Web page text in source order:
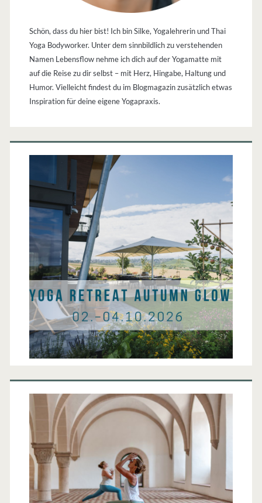
Schön, dass du hier bist! Ich bin Silke, Yogalehrerin und Thai
Yoga Bodyworker. Unter dem sinnbildlich zu verstehenden
Namen Lebensflow nehme ich dich auf der Yogamatte mit
auf die Reise zu dir selbst – mit Herz, Hingabe, Haltung und
Humor. Vielleicht findest du im Blogmagazin zusätzlich etwas
Inspiration für deine eigene Yogapraxis.